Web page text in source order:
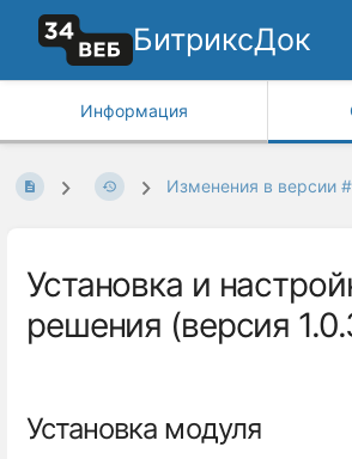
БитриксДок
Информация
Изменения в версии
Установка и
решения (версия
Установка модуля